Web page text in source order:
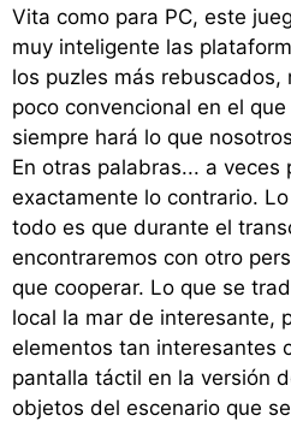
Vita como para PC, este
muy inteligente las
los puzles más rebuscados,
poco convencional en el
siempre hará lo que
En otras palabras... a veces
exactamente lo contrario.
todo es que durante el
encontraremos con otro
que cooperar. Lo que se
local la mar de interesante,
elementos tan interesantes
pantalla táctil en la versión
objetos del escenario que